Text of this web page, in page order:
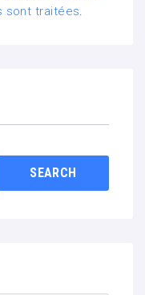
sont traitées.
SEARCH